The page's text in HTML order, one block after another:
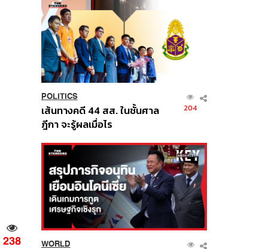
238
POLITICS
เส้นทางคดี 44 สส. ในชั้นศาล
ฎีกา จะรู้ผลเมื่อไร
204
WORLD